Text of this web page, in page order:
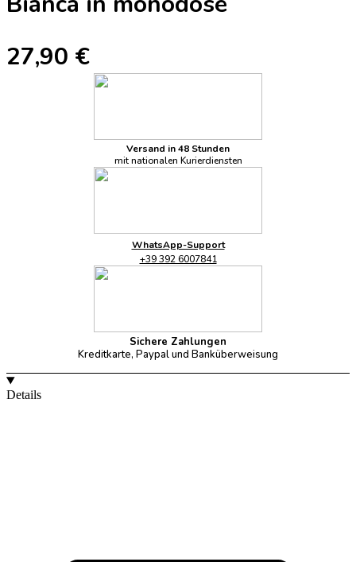
27,90 €
Versand in 48 Stunden
mit nationalen Kurierdiensten
WhatsApp-Support
+39 392 6007841
Sichere Zahlungen
Kreditkarte, Paypal und Banküberweisung
Details